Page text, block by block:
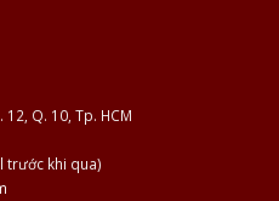
12, Q. 10, Tp. HCM
trước khi qua)